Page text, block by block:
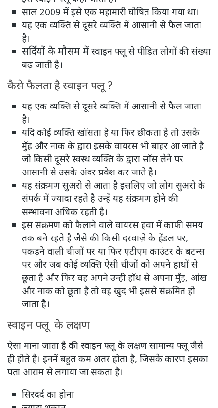
साल 2009 में इसे एक महामारी घोषित किया गया था।
यह एक व्यक्ति से दूसरे व्यक्ति में आसानी से फैल जाता
है।
सर्दियों के मौसम में स्वाइन फ्लू से पीड़ित लोगों की संख्या
बढ़ जाती है।
कैसे फैलता है स्वाइन फ्लू ?
यह एक व्यक्ति से दूसरे व्यक्ति में आसानी से फैल जाता
है।
यदि कोई व्यक्ति खाँसता है या फिर छीकता है तो उसके
मुँह और नाक के द्वारा इसके वायरस भी बाहर आ जाते है
जो किसी दूसरे स्वस्थ व्यक्ति के द्वारा साँस लेने पर
आसानी से उसके अंदर प्रवेश कर जाते है।
यह संक्रमण सुअरो से आता है इसलिए जो लोग सुअरो के
संपर्क में ज्यादा रहते है उन्हें यह संक्रमण होने की
सम्भावना अधिक रहती है।
इस संक्रमण को फैलाने वाले वायरस हवा में काफी समय
तक बने रहते है जैसे की किसी दरवाज़े के हेंडल पर,
पकड़ने वाली चीजों पर या फिर एटीएम काउंटर के बटन्स
पर और जब कोई व्यक्ति ऐसी चीजों को अपने हाथों से
छूता है और फिर वह अपने उन्ही हाँथ से अपना मुँह, आंख
और नाक को छूता है तो वह खुद भी इससे संक्रमित हो
जाता है।
स्वाइन फ्लू के लक्षण
ऐसा माना जाता है की स्वाइन फ्लू के लक्षण सामान्य फ्लू जैसे
ही होते है। इनमें बहुत कम अंतर होता है, जिसके कारण इसका
पता आराम से लगाया जा सकता है।
सिरदर्द का होना